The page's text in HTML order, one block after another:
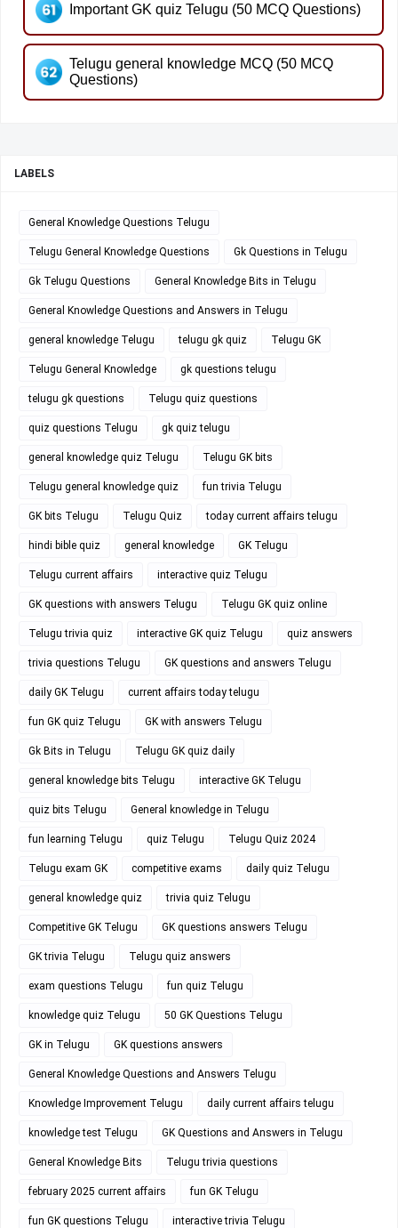
Important GK quiz Telugu (50 MCQ Questions)
Telugu general knowledge MCQ (50 MCQ
Questions)
LABELS
General Knowledge Questions Telugu
Telugu General Knowledge Questions Gk Questions in Telugu
Gk Telugu Questions General Knowledge Bits in Telugu
General Knowledge Questions and Answers in Telugu
general knowledge Telugu telugu gk quiz Telugu GK
Telugu General Knowledge gk questions telugu
telugu gk questions Telugu quiz questions
quiz questions Telugu gk quiz telugu
general knowledge quiz Telugu Telugu GK bits
Telugu general knowledge quiz fun trivia Telugu
GK bits Telugu Telugu Quiz today current affairs telugu
hindi bible quiz general knowledge GK Telugu
Telugu current affairs interactive quiz Telugu
GK questions with answers Telugu Telugu GK quiz online
Telugu trivia quiz interactive GK quiz Telugu quiz answers
trivia questions Telugu GK questions and answers Telugu
daily GK Telugu current affairs today telugu
fun GK quiz Telugu GK with answers Telugu
Gk Bits in Telugu Telugu GK quiz daily
general knowledge bits Telugu interactive GK Telugu
quiz bits Telugu General knowledge in Telugu
fun learning Telugu quiz Telugu Telugu Quiz 2024
Telugu exam GK competitive exams daily quiz Telugu
general knowledge quiz trivia quiz Telugu
Competitive GK Telugu GK questions answers Telugu
GK trivia Telugu Telugu quiz answers
exam questions Telugu fun quiz Telugu
knowledge quiz Telugu 50 GK Questions Telugu
GK in Telugu GK questions answers
General Knowledge Questions and Answers Telugu
Knowledge Improvement Telugu daily current affairs telugu
knowledge test Telugu GK Questions and Answers in Telugu
General Knowledge Bits Telugu trivia questions
february 2025 current affairs fun GK Telugu
fun GK questions Telugu interactive trivia Telugu